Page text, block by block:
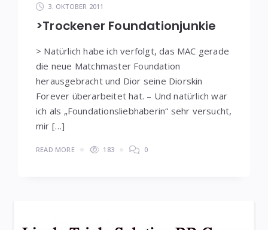
3. OKTOBER 2011
>Trockener Foundationjunkie
> Natürlich habe ich verfolgt, das MAC gerade
die neue Matchmaster Foundation
herausgebracht und Dior seine Diorskin
Forever überarbeitet hat. – Und natürlich war
ich als „Foundationsliebhaberin“ sehr versucht,
mir […]
READ MORE 183 0